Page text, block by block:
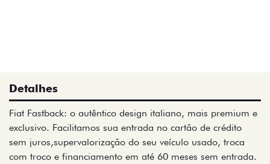
Detalhes
Fiat Fastback: o autêntico design italiano, mais premium e
exclusivo. Facilitamos sua entrada no cartão de crédito
sem juros,supervalorização do seu veículo usado, troca
com troco e financiamento em até 60 meses sem entrada.